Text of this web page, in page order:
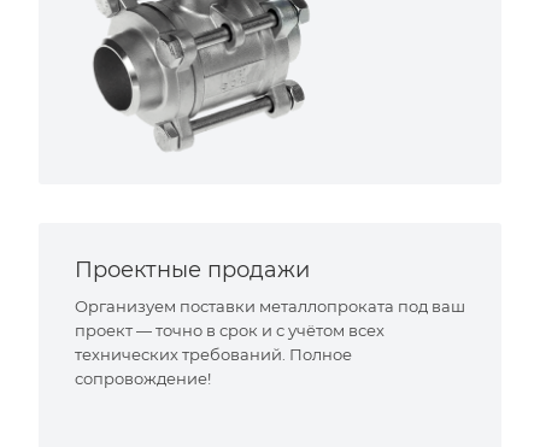
Проектные продажи
Организуем поставки металлопроката под ваш
проект — точно в срок и с учётом всех
технических требований. Полное
сопровождение!